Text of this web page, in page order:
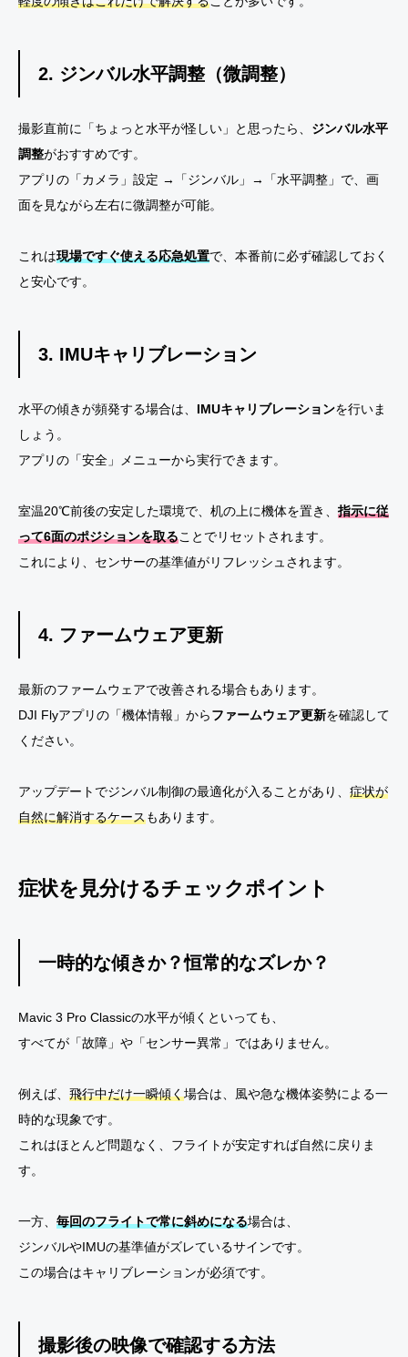
2. ジンバル水平調整（微調整）
撮影直前に「ちょっと水平が怪しい」と思ったら、 ジンバル水平
調整がおすすめです。
アプリの「カメラ」設定 →「ジンバル」→「水平調整」で、画
面を見ながら左右に微調整が可能。
これは現場ですぐ使える応急処置で、本番前に必ず確認しておく
と安心です。
3. IMUキャリブレーション
水平の傾きが頻発する場合は、 IMUキャリブレーションを行いま
しょう。
アプリの「安全」メニューから実行できます。
室温20℃前後の安定した環境で、机の上に機体を置き、 指示に従
って6面のポジションを取ることでリセットされます。
これにより、センサーの基準値がリフレッシュされます。
4. ファームウェア更新
最新のファームウェアで改善される場合もあります。
DJI Flyアプリの「機体情報」からファームウェア更新を確認して
ください。
アップデートでジンバル制御の最適化が入ることがあり、 症状が
自然に解消するケースもあります。
症状を見分けるチェックポイント
一時的な傾きか？恒常的なズレか？
Mavic 3 Pro Classicの水平が傾くといっても、
すべてが「故障」や「センサー異常」ではありません。
例えば、 飛行中だけ一瞬傾く場合は、風や急な機体姿勢による一
時的な現象です。
これはほとんど問題なく、フライトが安定すれば自然に戻りま
す。
一方、 毎回のフライトで常に斜めになる場合は、
ジンバルやIMUの基準値がズレているサインです。
この場合はキャリブレーションが必須です。
撮影後の映像で確認する方法